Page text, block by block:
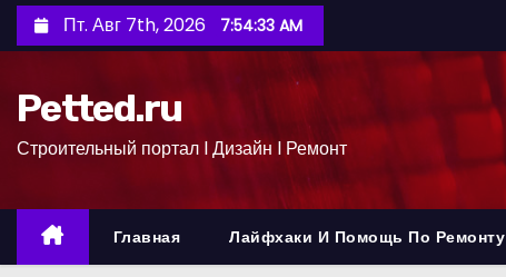
е
с
Пт. Авг 7th, 2026 7:54:34 AM
Petted.ru
Строительный портал l Дизайн l Ремонт
Главная Лайфхаки И Помощь По Ремонту